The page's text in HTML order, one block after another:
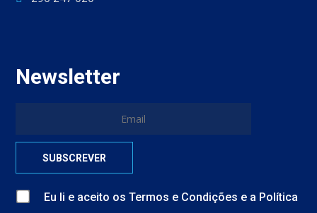
Newsletter
Eu li e aceito osTermos e Condições e a Política